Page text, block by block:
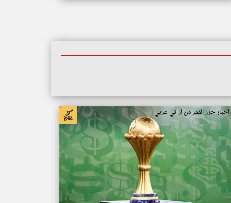
اخبار جزر القمر من ار تي عربي